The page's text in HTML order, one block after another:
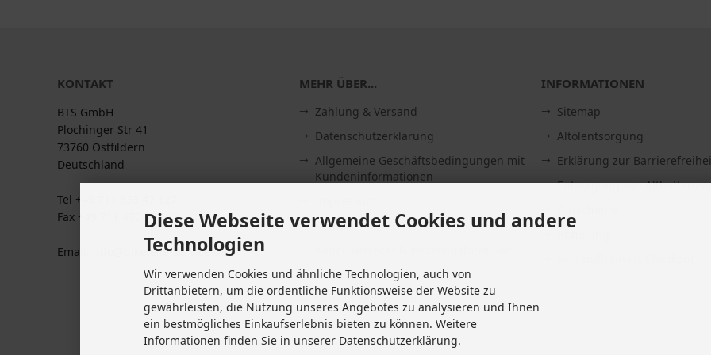
KONTAKT
BTS GmbH
Plochinger Str 41
73760 Ostfildern
Deutschland
Tel +49 711 633 47 127
Fax +49 711 470 76 588
Email: info@biketeile-service.de
MEHR ÜBER...
Zahlung & Versand
Datenschutzerklärung
Allgemeine Geschäftsbedingungen mit
Kundeninformationen
Kontakt
Lieferzeit
Vertrag widerrufen
Cookie Einstellungen
INFORMATIONEN
Sitemap
Altölentsorgung
Erklärung zur
Entsorgung von Altbatterien
Diese Webseite verwendet Cookies und andere
Technologien
Wir verwenden Cookies und ähnliche Technologien, auch von
Drittanbietern, um die ordentliche Funktionsweise der Website zu
gewährleisten, die Nutzung unseres Angebotes zu analysieren und Ihnen
ein bestmögliches Einkaufserlebnis bieten zu können. Weitere
Informationen finden Sie in unserer Datenschutzerklärung.